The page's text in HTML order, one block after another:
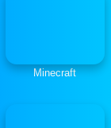
Minecraft